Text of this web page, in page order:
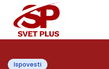
Ispovesti